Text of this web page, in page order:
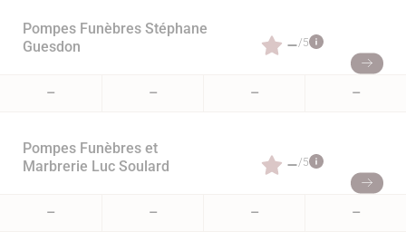
Pompes Funèbres Stéphane
Guesdon
–/5
– – – –
Pompes Funèbres et
Marbrerie Luc Soulard
–/5
– – – –